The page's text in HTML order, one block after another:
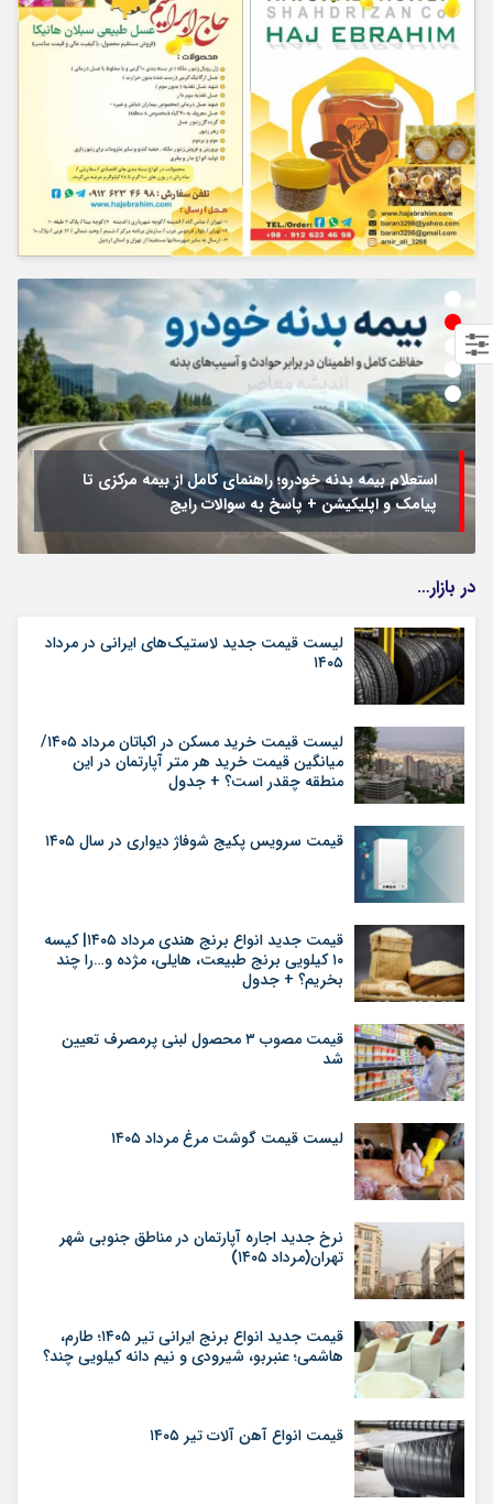
استعلام بیمه بدنه خودرو؛ راهنمای کامل از بیمه مرکزی تا
پیامک و اپلیکیشن + پاسخ به سوالات رایج
در بازار…
لیست قیمت جدید لاستیک‌های ایرانی در مرداد
۱۴۰۵
لیست قیمت خرید مسکن در اکباتان مرداد ۱۴۰۵/
میانگین قیمت خرید هر متر آپارتمان در این
منطقه چقدر است؟ + جدول
قیمت سرویس پکیج شوفاژ دیواری در سال ۱۴۰۵
قیمت جدید انواع برنج هندی مرداد ۱۴۰۵| کیسه
۱۰ کیلویی برنج طبیعت، هایلی، مژده و…را چند
بخریم؟ + جدول
قیمت مصوب ۳ محصول لبنی پرمصرف تعیین
شد
لیست قیمت گوشت مرغ مرداد ۱۴۰۵
نرخ جدید اجاره آپارتمان در مناطق جنوبی شهر
تهران(مرداد ۱۴۰۵)
قیمت جدید انواع برنج ایرانی تیر ۱۴۰۵؛ طارم،
هاشمی؛ عنبربو، شیرودی و نیم دانه کیلویی چند؟
قیمت انواع آهن آلات تیر ۱۴۰۵